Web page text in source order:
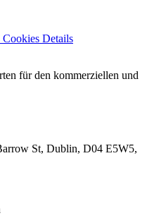
Cookies Details
für den kommerziellen und
St, Dublin, D04 E5W5,